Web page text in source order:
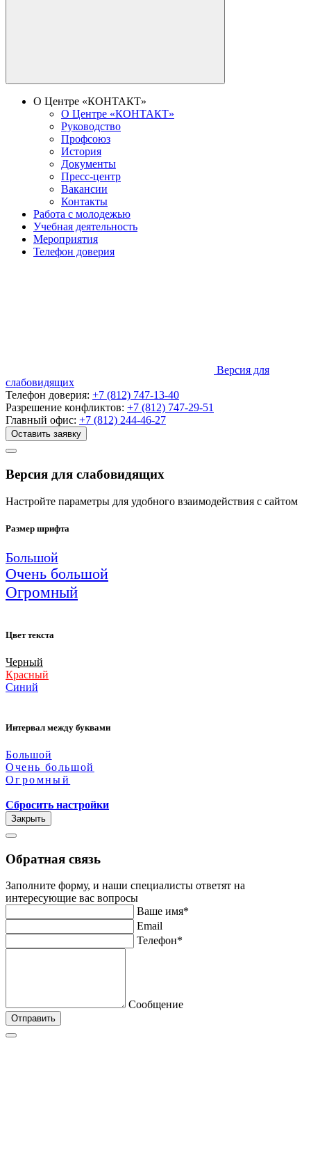
О Центре «КОНТАКТ»
О Центре «КОНТАКТ»
Руководство
Профсоюз
История
Документы
Пресс-центр
Вакансии
Контакты
Работа с молодежью
Учебная деятельность
Мероприятия
Телефон доверия
Версия для
слабовидящих
Телефон доверия: +7 (812) 747-13-40
Разрешение конфликтов: +7 (812) 747-29-51
Главный офис: +7 (812) 244-46-27
Оставить заявку
Версия для слабовидящих
Настройте параметры для удобного взаимодействия с сайтом
Размер шрифта
Большой
Очень большой
Огромный
Цвет текста
Черный
Красный
Синий
Интервал между буквами
Большой
Очень большой
Огромный
Сбросить настройки
Закрыть
Обратная связь
Заполните форму, и наши специалисты ответят на
интересующие вас вопросы
Ваше имя*
Email
Телефон*
Сообщение
Отправить